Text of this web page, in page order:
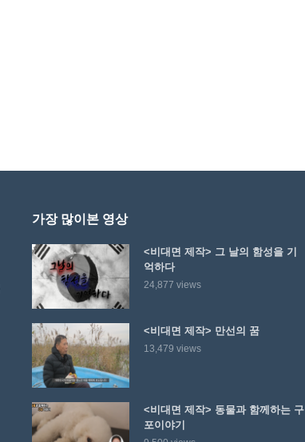
가장 많이본 영상
<비대면 제작> 그 날의 함성을 기
억하다
24,877 views
<비대면 제작> 만선의 꿈
13,479 views
<비대면 제작> 동물과 함께하는 구
포이야기